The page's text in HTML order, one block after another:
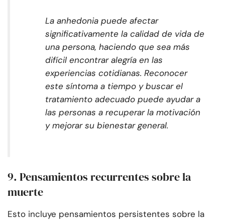
La anhedonia puede afectar
significativamente la calidad de vida de
una persona, haciendo que sea más
difícil encontrar alegría en las
experiencias cotidianas. Reconocer
este síntoma a tiempo y buscar el
tratamiento adecuado puede ayudar a
las personas a recuperar la motivación
y mejorar su bienestar general.
9. Pensamientos recurrentes sobre la
muerte
Esto incluye pensamientos persistentes sobre la